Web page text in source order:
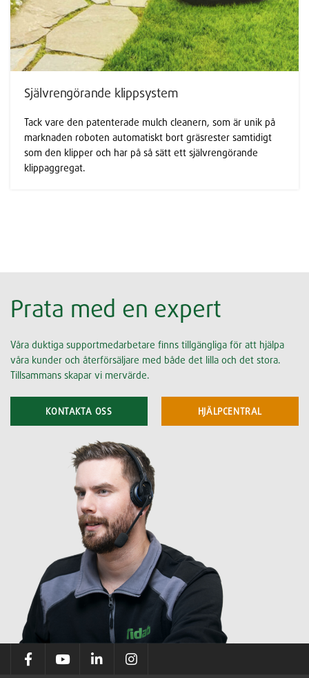
Självrengörande klippsystem
Tack vare den patenterade mulch cleanern, som är unik på
marknaden roboten automatiskt bort gräsrester samtidigt
som den klipper och har på så sätt ett självrengörande
klippaggregat.
Prata med en expert
Våra duktiga supportmedarbetare finns tillgängliga för att hjälpa
våra kunder och återförsäljare med både det lilla och det stora.
Tillsammans skapar vi mervärde.
KONTAKTA OSS HJÄLPCENTRAL